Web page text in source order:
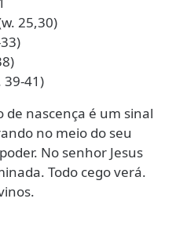
25,30)
39-41)
de nascença é um sinal
no meio do seu
No senhor Jesus
Todo cego verá.